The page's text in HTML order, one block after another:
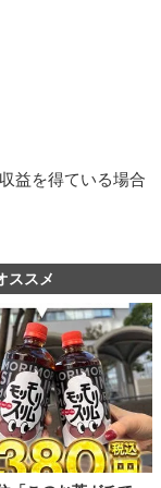
益を得ている場合
ススメ